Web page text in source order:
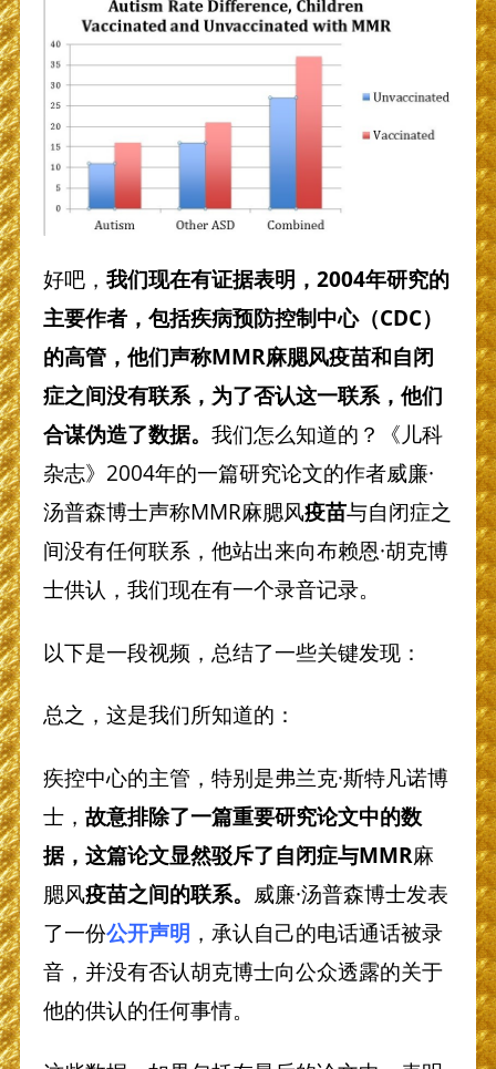
好吧， 我们现在有证据表明， 2004年研究的
主要作者，包括疾病预防控制中心（CDC）
的高管，他们声称MMR麻腮风疫苗和自闭
症之间没有联系，为了否认这一联系，他们
合谋伪造了数据。 我们怎么知道的？《儿科
杂志》2004年的一篇研究论文的作者威廉·
汤普森博士声称MMR麻腮风疫苗与自闭症之
间没有任何联系，他站出来向布赖恩·胡克博
士供认，我们现在有一个录音记录。
以下是一段视频，总结了一些关键发现：
总之，这是我们所知道的：
疾控中心的主管，特别是弗兰克·斯特凡诺博
士， 故意排除了一篇重要研究论文中的数
据，这篇论文显然驳斥了自闭症与MMR麻
腮风疫苗之间的联系。 威廉·汤普森博士发表
了一份公开声明 ，承认自己的电话通话被录
音，并没有否认胡克博士向公众透露的关于
他的供认的任何事情。